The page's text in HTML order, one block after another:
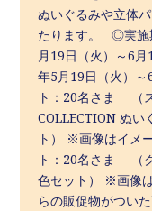
ぬいぐるみや立体
たります。 ◎実施
月19日（火）～
年5月19日（火）
ト：20名さま （
COLLECTION ぬ
ト） ※画像はイメ
ト：20名さま （
色セット） ※画像
らの販促物がつい